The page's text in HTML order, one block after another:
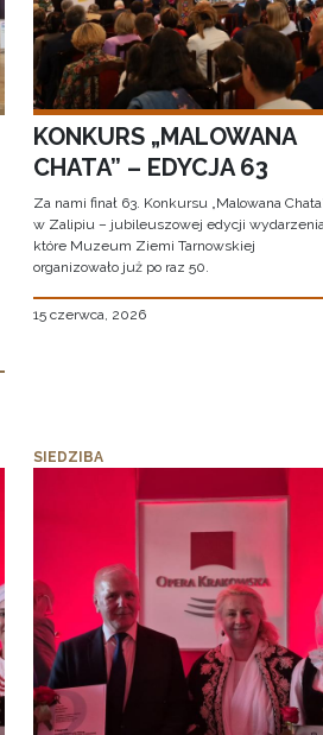
KONKURS „MALOWANA
CHATA” – EDYCJA 63
Za nami finał 63. Konkursu „Malowana
w Zalipiu – jubileuszowej edycji
które Muzeum Ziemi Tarnowskiej
organizowało już po raz 50.
15 czerwca, 2026
SIEDZIBA